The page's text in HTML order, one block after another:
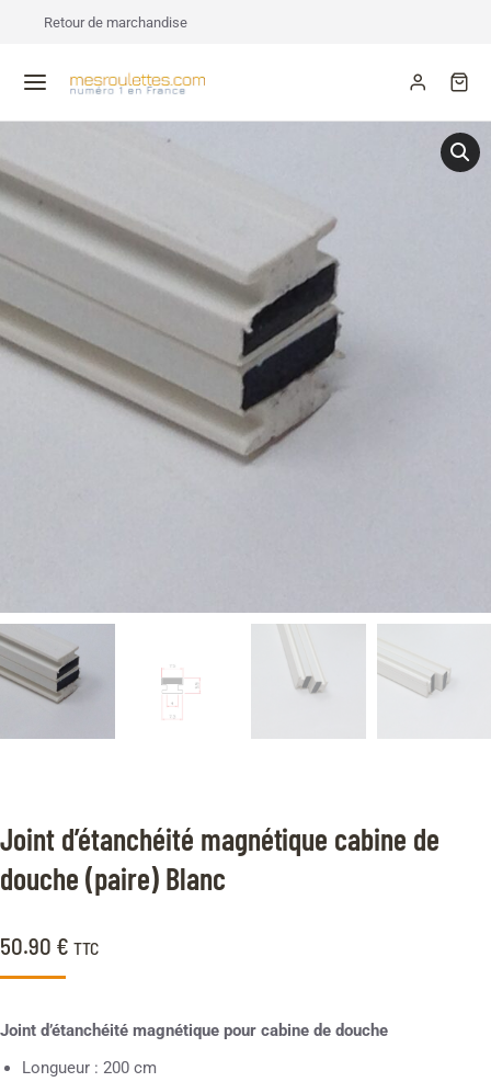
Retour de marchandise
Joint d’étanchéité magnétique cabine de
douche (paire) Blanc
50.90 € TTC
Joint d’étanchéité magnétique pour cabine de douche
Longueur : 200 cm